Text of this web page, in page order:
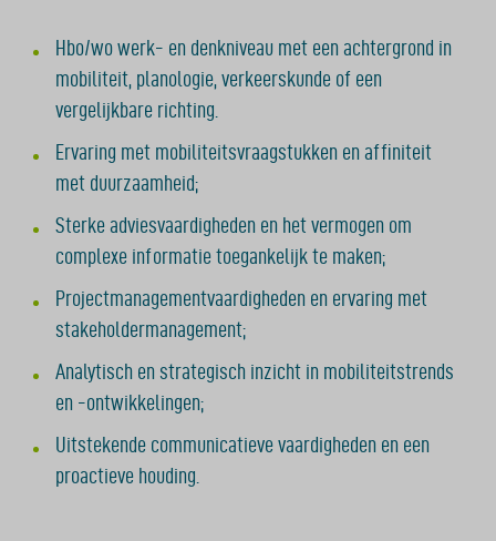
Hbo/wo werk- en denkniveau met een achtergrond in
mobiliteit, planologie, verkeerskunde of een
vergelijkbare richting.
Ervaring met mobiliteitsvraagstukken en affiniteit
met duurzaamheid;
Sterke adviesvaardigheden en het vermogen om
complexe informatie toegankelijk te maken;
Projectmanagementvaardigheden en ervaring met
stakeholdermanagement;
Analytisch en strategisch inzicht in mobiliteitstrends
en -ontwikkelingen;
Uitstekende communicatieve vaardigheden en een
proactieve houding.